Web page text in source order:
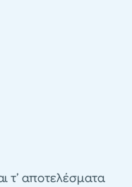
τ’ αποτελέσματα